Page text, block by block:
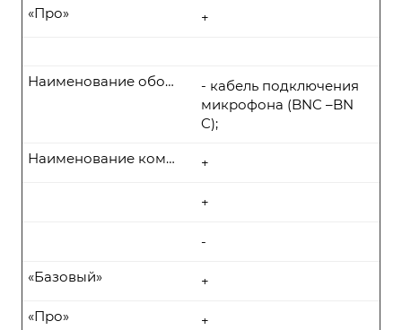
+
«Про»
- кабель подключения
микрофона (BNC –BN
C);
Наименование оборудования
+
Наименование комплекта поставки
+
-
+
«Базовый»
+
«Про»